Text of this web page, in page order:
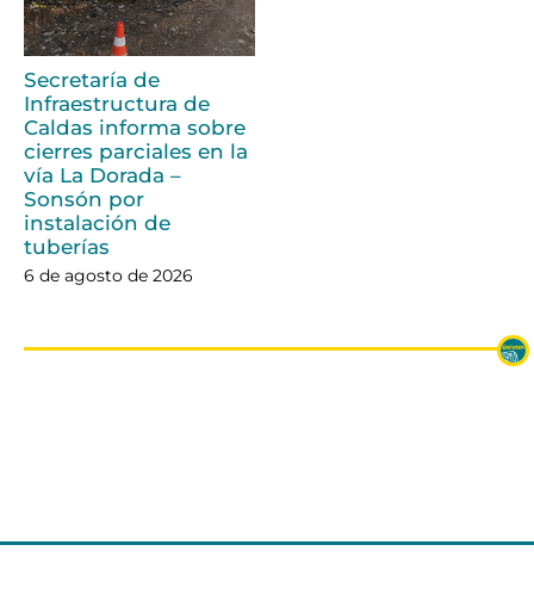
Secretaría de
Infraestructura de
Caldas informa sobre
cierres parciales en la
vía La Dorada –
Sonsón por
instalación de
tuberías
6 de agosto de 2026